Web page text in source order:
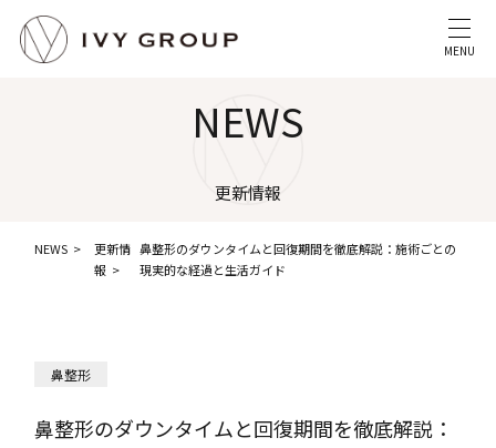
MENU
NEWS
更新情報
NEWS
更新情
報
鼻整形のダウンタイムと回復期間を徹底解説：施術ごとの
現実的な経過と生活ガイド
鼻整形
鼻整形のダウンタイムと回復期間を徹底解説：